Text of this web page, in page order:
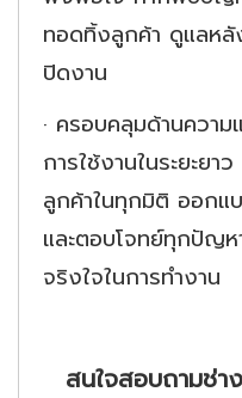
ทอดทิ้งลูกค้า ดูแลหลั
ปิดงาน
· ครอบคลุมด้านควา
การใช้งานในระยะยา
ลูกค้าในทุกมิติ ออกแ
และตอบโจทย์ทุกปัญ
จริงใจในการทำงาน
สนใจสอบถามช่า